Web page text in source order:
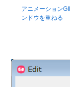
アニメーション
ンドウを重ねる